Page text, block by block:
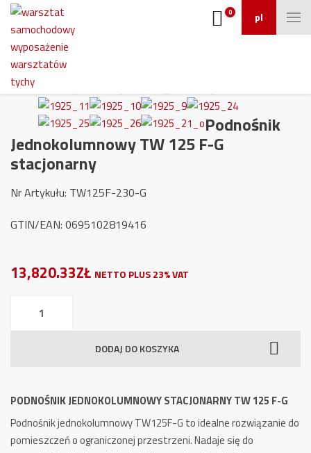
pl
0
Podnośnik
Jednokolumnowy TW 125 F-G
stacjonarny
Nr Artykułu: TW125F-230-G
GTIN/EAN: 0695102819416
13,820.33ZŁ NETTO PLUS 23% VAT
Podnośnik
G
stacjonarny
DODAJ DO KOSZYKA
PODNOŚNIK JEDNOKOLUMNOWY STACJONARNY TW 125 F-G
Podnośnik jednokolumnowy TW125F-G to idealne rozwiązanie do
pomieszczeń o ograniczonej przestrzeni. Nadaje się do